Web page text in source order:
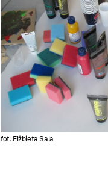
fot. Elżbieta Sala